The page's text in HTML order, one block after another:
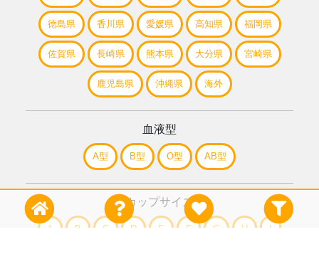
徳島県 香川県 愛媛県 高知県 福岡県
佐賀県 長崎県 熊本県 大分県 宮崎県
鹿児島県 沖縄県 海外
血液型
A型 B型 O型 AB型
カップサイズ
A B C D E F G H I